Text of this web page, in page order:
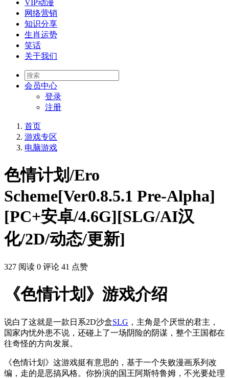
VIP动漫
网络营销
知识分享
生肖运势
笑话
关于我们
会员中心
登录
注册
首页
游戏专区
电脑游戏
色情计划/Ero
Scheme[Ver0.8.5.1 Pre-Alpha]
[PC+安卓/4.6G][SLG/AI汉
化/2D/动态/更新]
327 阅读 0 评论 41 点赞
《色情计划》游戏介绍
说白了这就是一款日系2D沙盒SLG ，主角是个厌世的君主，
国家内忧外患不说，还碰上了一场阴险的阴谋，整个王国都在
往奇怪的方向发展。
《色情计划》这游戏挺有意思的，基于一个失败漫画系列改
编，走的是恶搞风格。你扮演的国王阿斯特鲁姆，不光要处理